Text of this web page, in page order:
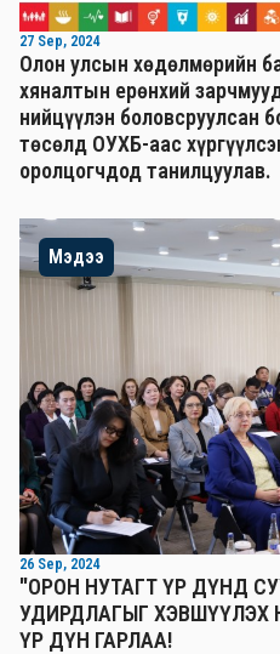
27 Sep, 2024
Олон улсын хөдөлмөрийн
хяналтын ерөнхий
нийцүүлэн боловсруулсан
төсөлд ОУХБ-аас
оролцогчдод танилцуулав.
Мэдээ
26 Sep, 2024
"ОРОН НУТАГТ ҮР ДҮНД
УДИРДЛАГЫГ ХЭВШҮҮЛЭХ
ҮР ДҮН ГАРЛАА!